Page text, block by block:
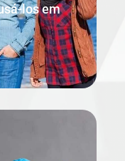
los em